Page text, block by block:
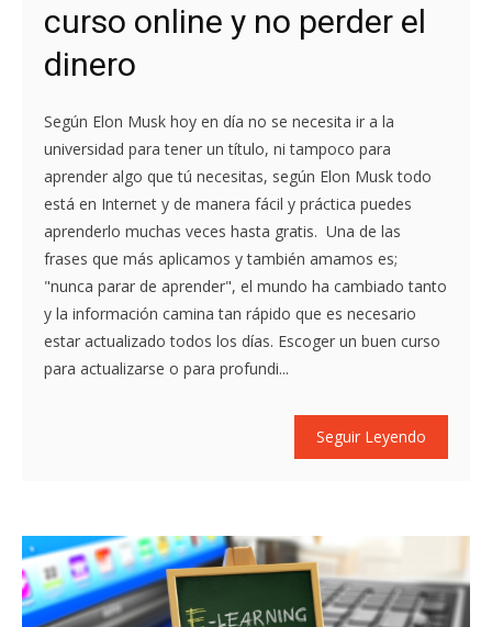
curso online y no perder el
dinero
Según Elon Musk hoy en día no se necesita ir a la
universidad para tener un título, ni tampoco para
aprender algo que tú necesitas, según Elon Musk todo
está en Internet y de manera fácil y práctica puedes
aprenderlo muchas veces hasta gratis. Una de las
frases que más aplicamos y también amamos es;
"nunca parar de aprender", el mundo ha cambiado tanto
y la información camina tan rápido que es necesario
estar actualizado todos los días. Escoger un buen curso
para actualizarse o para profundi...
Seguir Leyendo